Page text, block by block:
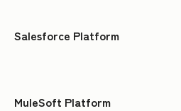
Salesforce Platform
MuleSoft Platform